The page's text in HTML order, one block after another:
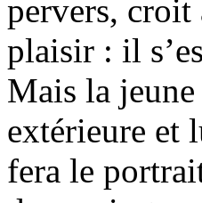
pervers, croit
plaisir : il
Mais la jeune
extérieure et
fera le